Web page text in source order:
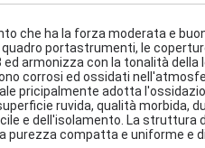
che ha la forza moderata e
portastrumenti, le
armonizza con la tonalità della
corrosi ed ossidati
pricipalmente adotta
ruvida, qualità morbida,
e dell'isolamento. La struttura
purezza compatta e uniforme e